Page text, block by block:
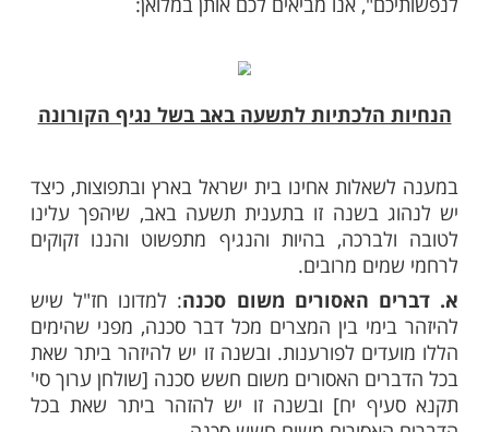
בלחיצה כאן >>>​
לישראל, הראשון לציון הגאון רבי יצחק יוסף
הקורונה, וזו כותרות: "ונשמרתם מאוד
אנו מביאים לכם אותן במלואן:
הלכתיות לתשעה באב בשל נגיף הקורונה